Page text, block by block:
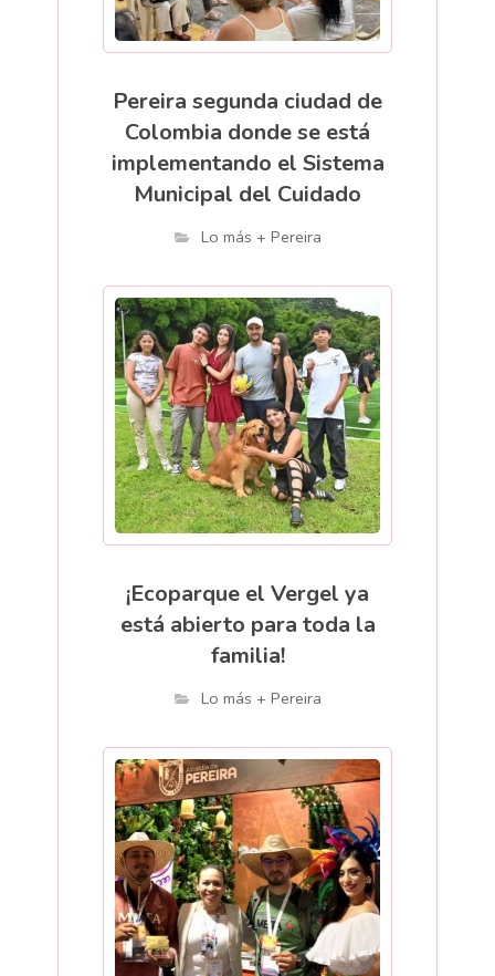
Pereira segunda ciudad de
Colombia donde se está
implementando el Sistema
Municipal del Cuidado
Lo más + Pereira
¡Ecoparque el Vergel ya
está abierto para toda la
familia!
Lo más + Pereira